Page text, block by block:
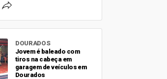
DOURADOS
Jovem é baleado com
tiros na cabeça em
garagem de veículos em
Dourados